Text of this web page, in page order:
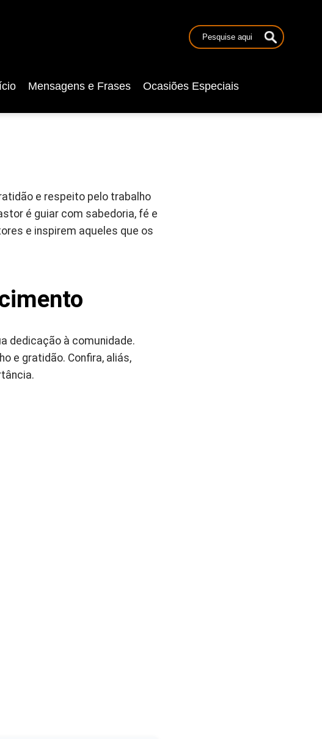
Mensagens e Frases Ocasiões Especiais
e respeito pelo trabalho
é guiar com sabedoria, fé e
e inspirem aqueles que os
dedicação à comunidade.
e gratidão. Confira, aliás,